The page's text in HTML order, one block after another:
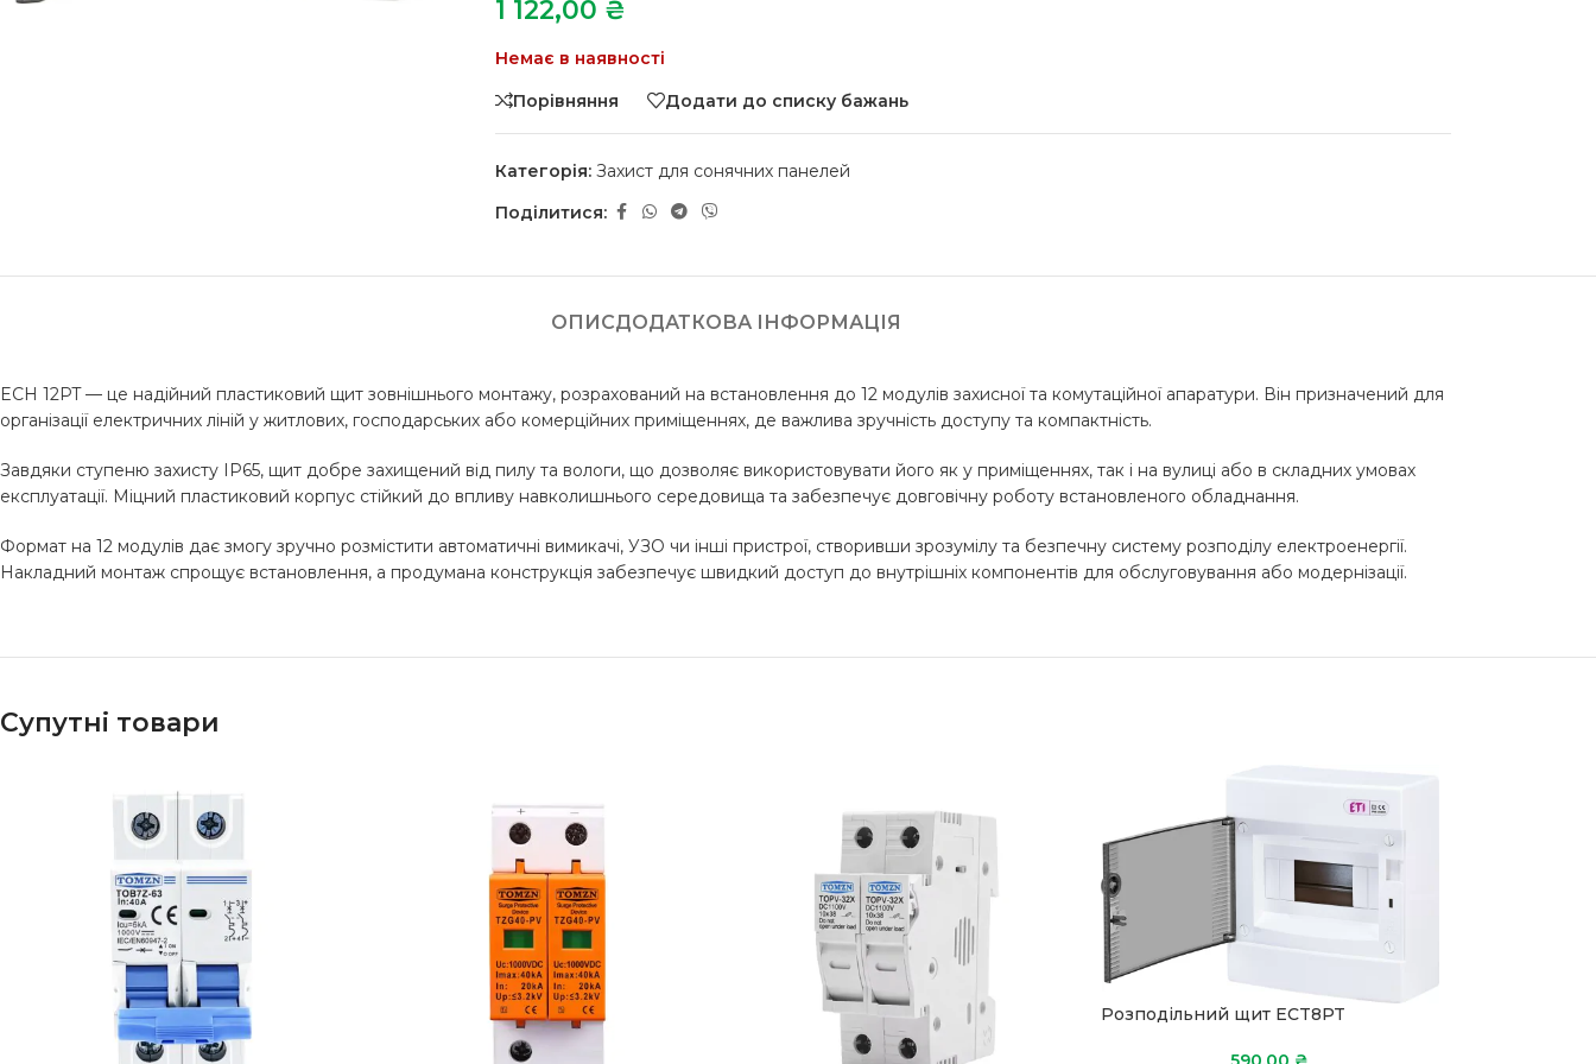
1 122,00 ₴
Немає в наявності
Порівняння
Додати до списку бажань
Категорія: Захист для сонячних панелей
Поділитися:
ОПИСДОДАТКОВА ІНФОРМАЦІЯ
ECH 12PT — це надійний пластиковий щит зовнішнього монтажу, розрахований на встановлення до 12 модулів захисної та комутаційної апаратури. Він призначений для
організації електричних ліній у житлових, господарських або комерційних приміщеннях, де важлива зручність доступу та компактність.
Завдяки ступеню захисту IP65, щит добре захищений від пилу та вологи, що дозволяє використовувати його як у приміщеннях, так і на вулиці або в складних умовах
експлуатації. Міцний пластиковий корпус стійкий до впливу навколишнього середовища та забезпечує довговічну роботу встановленого обладнання.
Формат на 12 модулів дає змогу зручно розмістити автоматичні вимикачі, УЗО чи інші пристрої, створивши зрозумілу та безпечну систему розподілу електроенергії.
Накладний монтаж спрощує встановлення, а продумана конструкція забезпечує швидкий доступ до внутрішніх компонентів для обслуговування або модернізації.
Супутні товари
Розподільний щит ECT8PT